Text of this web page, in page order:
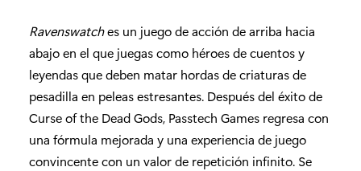
Ravenswatches un juego de acción de arriba hacia
abajo en el que juegas como héroes de cuentos y
leyendas que deben matar hordas de criaturas de
pesadilla en peleas estresantes. Después del éxito de
Curse of the Dead Gods, Passtech Games regresa con
una fórmula mejorada y una experiencia de juego
convincente con un valor de repetición infinito. Se